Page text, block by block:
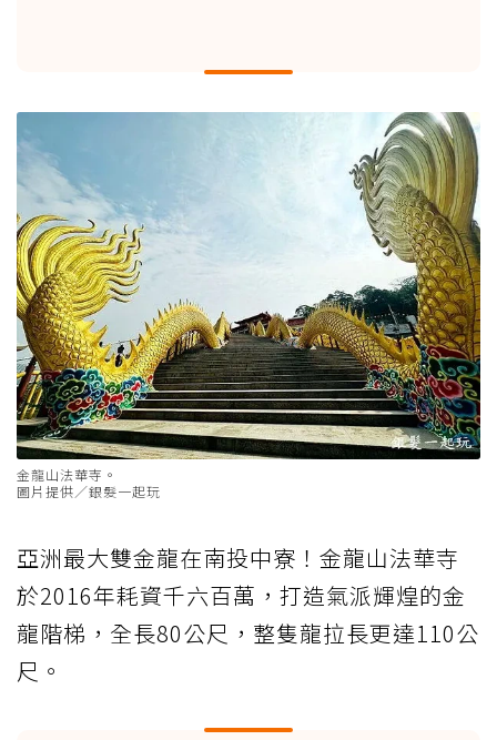
金龍山法華寺。
圖片提供／銀髮一起玩
亞洲最大雙金龍在南投中寮！金龍山法華寺
於2016年耗資千六百萬，打造氣派輝煌的金
龍階梯，全長80公尺，整隻龍拉長更達110公
尺。